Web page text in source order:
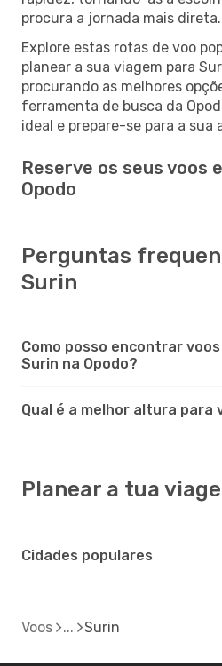
procura a jornada mais direta.
Explore estas rotas de voo
planear a sua viagem para
procurando as melhores
ferramenta de busca da
ideal e prepare-se para a sua
Reserve os seus voos
Opodo
Perguntas
Surin
Como posso encontrar
Surin na Opodo?
Qual é a melhor altura para
Planear a tua
Cidades populares
Voos Surin